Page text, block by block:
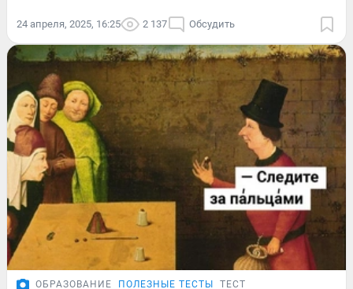
24 апреля, 2025, 16:25 2 137 Обсудить
ОБРАЗОВАНИЕ ПОЛЕЗНЫЕ ТЕСТЫ ТЕСТ